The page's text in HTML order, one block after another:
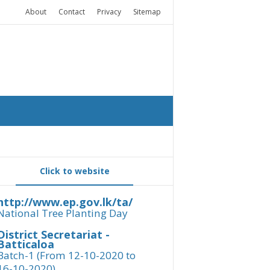
About Contact Privacy Sitemap
Click to website
www.ep.gov.lk/ta/
Tree Planting Day
Secretariat -
1 (From 12-10-2020 to